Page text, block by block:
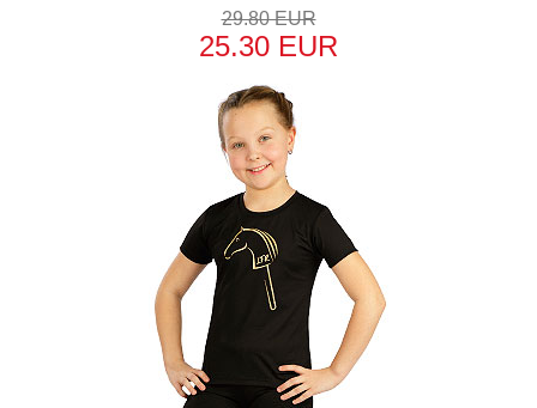
29.80 EUR
25.30 EUR